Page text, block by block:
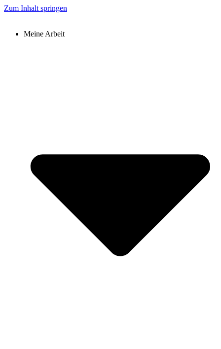
Zum Inhalt springen
Meine Arbeit